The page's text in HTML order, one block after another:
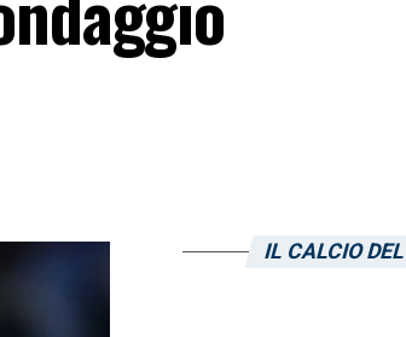
IL CALCIO